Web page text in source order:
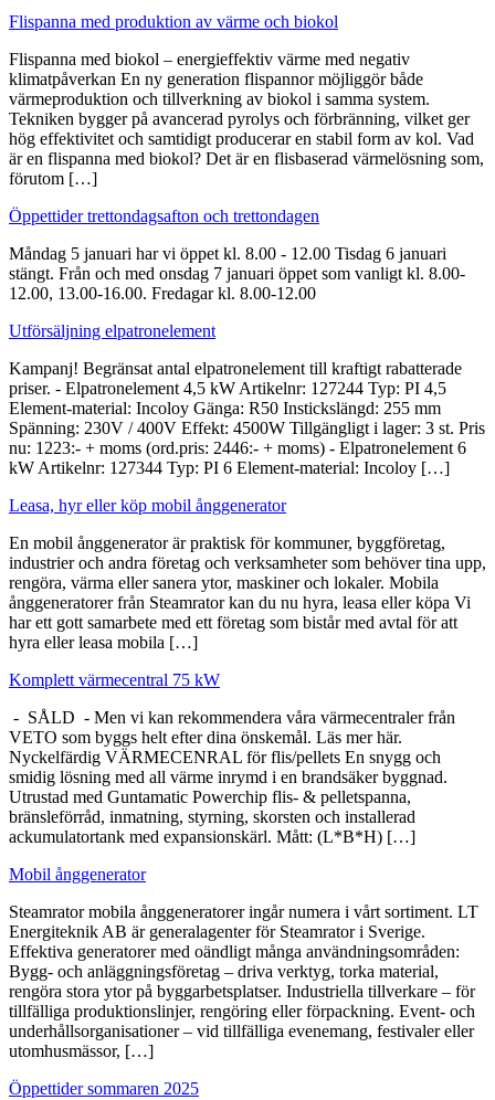
Flispanna med produktion av värme och biokol
Flispanna med biokol – energieffektiv värme med negativ
klimatpåverkan En ny generation flispannor möjliggör både
värmeproduktion och tillverkning av biokol i samma system.
Tekniken bygger på avancerad pyrolys och förbränning, vilket ger
hög effektivitet och samtidigt producerar en stabil form av kol. Vad
är en flispanna med biokol? Det är en flisbaserad värmelösning som,
förutom […]
Öppettider trettondagsafton och trettondagen
Måndag 5 januari har vi öppet kl. 8.00 - 12.00 Tisdag 6 januari
stängt. Från och med onsdag 7 januari öppet som vanligt kl. 8.00-
12.00, 13.00-16.00. Fredagar kl. 8.00-12.00
Utförsäljning elpatronelement
Kampanj! Begränsat antal elpatronelement till kraftigt rabatterade
priser. - Elpatronelement 4,5 kW Artikelnr: 127244 Typ: PI 4,5
Element-material: Incoloy Gänga: R50 Instickslängd: 255 mm
Spänning: 230V / 400V Effekt: 4500W Tillgängligt i lager: 3 st. Pris
nu: 1223:- + moms (ord.pris: 2446:- + moms) - Elpatronelement 6
kW Artikelnr: 127344 Typ: PI 6 Element-material: Incoloy […]
Leasa, hyr eller köp mobil ånggenerator
En mobil ånggenerator är praktisk för kommuner, byggföretag,
industrier och andra företag och verksamheter som behöver tina upp,
rengöra, värma eller sanera ytor, maskiner och lokaler. Mobila
ånggeneratorer från Steamrator kan du nu hyra, leasa eller köpa Vi
har ett gott samarbete med ett företag som bistår med avtal för att
hyra eller leasa mobila […]
Komplett värmecentral 75 kW
- SÅLD - Men vi kan rekommendera våra värmecentraler från
VETO som byggs helt efter dina önskemål. Läs mer här.
Nyckelfärdig VÄRMECENRAL för flis/pellets En snygg och
smidig lösning med all värme inrymd i en brandsäker byggnad.
Utrustad med Guntamatic Powerchip flis- & pelletspanna,
bränsleförråd, inmatning, styrning, skorsten och installerad
ackumulatortank med expansionskärl. Mått: (L*B*H) […]
Mobil ånggenerator
Steamrator mobila ånggeneratorer ingår numera i vårt sortiment. LT
Energiteknik AB är generalagenter för Steamrator i Sverige.
Effektiva generatorer med oändligt många användningsområden:
Bygg- och anläggningsföretag – driva verktyg, torka material,
rengöra stora ytor på byggarbetsplatser. Industriella tillverkare – för
tillfälliga produktionslinjer, rengöring eller förpackning. Event- och
underhållsorganisationer – vid tillfälliga evenemang, festivaler eller
utomhusmässor, […]
Öppettider sommaren 2025